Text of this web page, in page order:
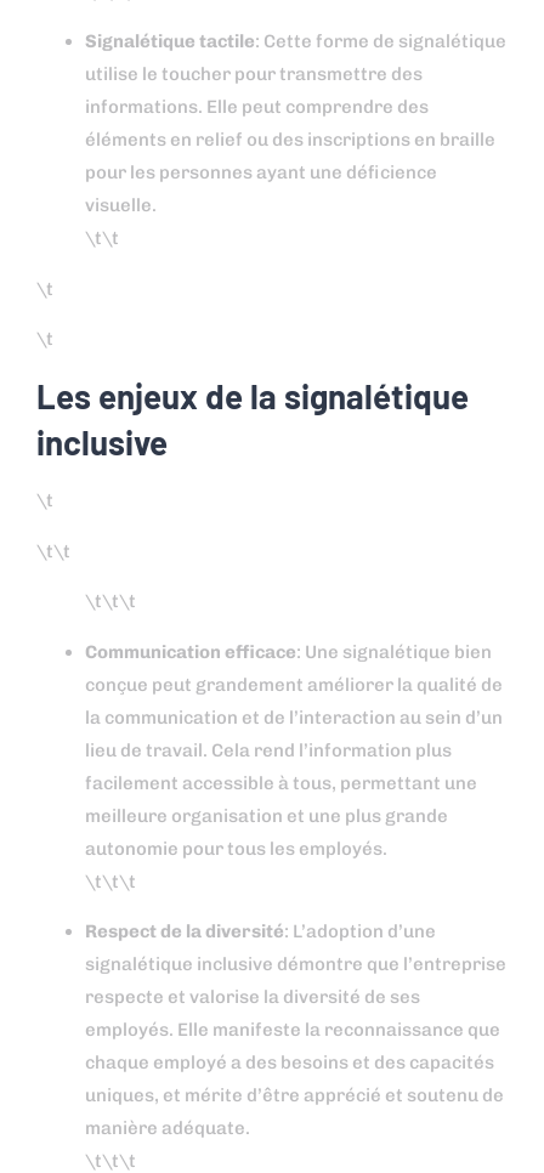
Signalétique tactile: Cette forme de signalétique
utilise le toucher pour transmettre des
informations. Elle peut comprendre des
éléments en relief ou des inscriptions en braille
pour les personnes ayant une déficience
visuelle.
\t\t
\t
\t
Les enjeux de la signalétique
inclusive
\t
\t\t
\t\t\t
Communication efficace: Une signalétique bien
conçue peut grandement améliorer la qualité de
la communication et de l’interaction au sein d’un
lieu de travail. Cela rend l’information plus
facilement accessible à tous, permettant une
meilleure organisation et une plus grande
autonomie pour tous les employés.
\t\t\t
Respect de la diversité: L’adoption d’une
signalétique inclusive démontre que l’entreprise
respecte et valorise la diversité de ses
employés. Elle manifeste la reconnaissance que
chaque employé a des besoins et des capacités
uniques, et mérite d’être apprécié et soutenu de
manière adéquate.
\t\t\t